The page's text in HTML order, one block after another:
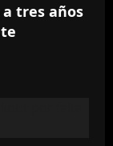
tres años